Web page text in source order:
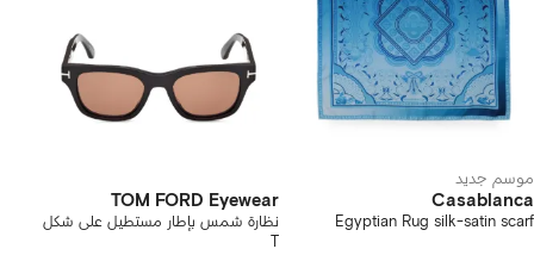
موسم جديد
Casablanca
Egyptian Rug silk-satin scarf
TOM FORD Eyewear
نظارة شمس بإطار مستطيل على شكل
T